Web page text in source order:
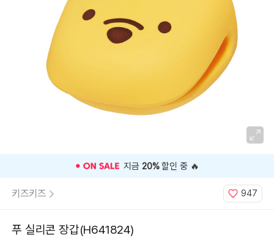
지금20%할인 중 🔥
키즈키즈 947
푸 실리콘 장갑(H641824)